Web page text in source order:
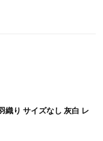
織り サイズなし 灰白 レ